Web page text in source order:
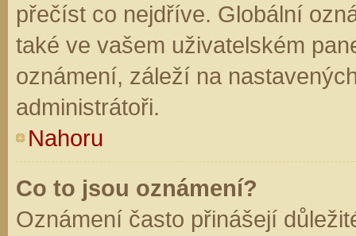
přečíst co nejdříve. Globální
také ve vašem uživatelském
oznámení, záleží na
administrátoři.
Nahoru
Co to jsou oznámení?
Oznámení často přinášejí